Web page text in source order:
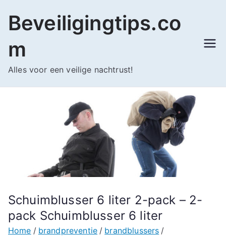
naar
inhoud
Beveiligingtips.co
m
Alles voor een veilige nachtrust!
Schuimblusser 6 liter 2-pack – 2-
pack Schuimblusser 6 liter
Home brandpreventie
brandblussers